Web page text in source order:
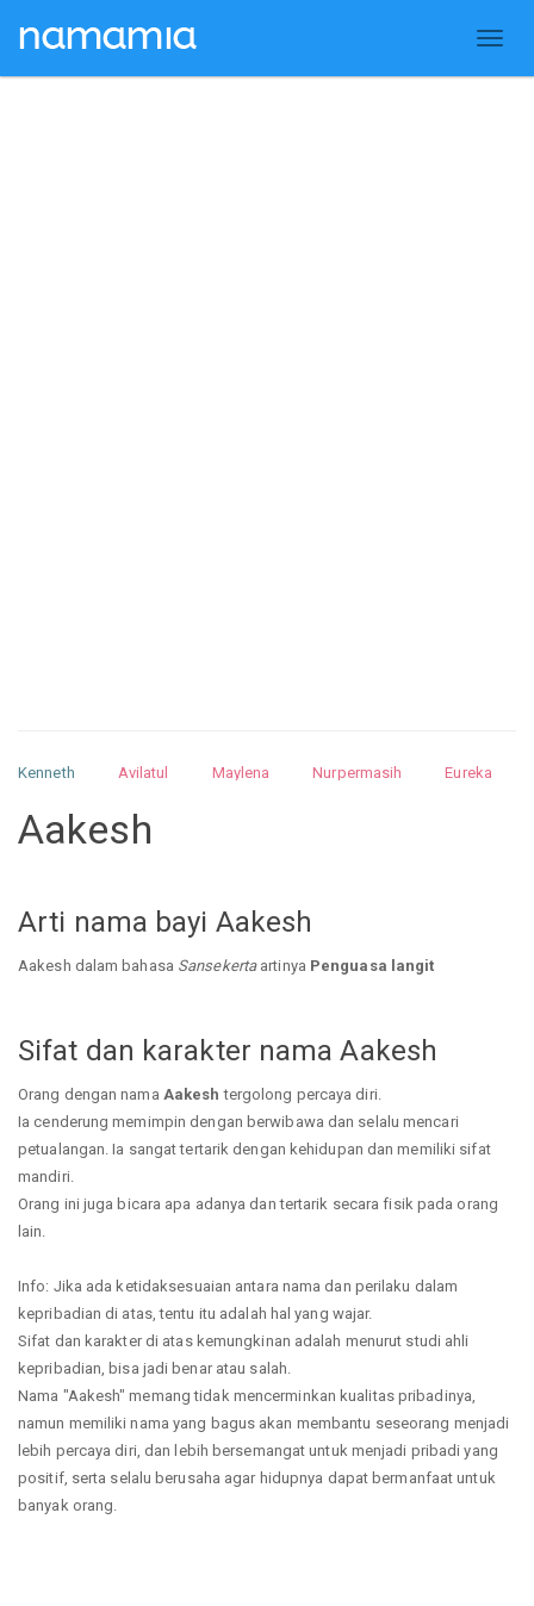
Kenneth Avilatul Maylena Nurpermasih
Eureka
Nurhilman
Pathin
Aakesh
Arti nama bayi Aakesh
Aakesh dalam bahasa Sansekertaartinya Penguasa langit
Sifat dan karakter nama Aakesh
Orang dengan nama Aakesh tergolong percaya diri.
Ia cenderung memimpin dengan berwibawa dan selalu mencari
petualangan. Ia sangat tertarik dengan kehidupan dan memiliki sifat
mandiri.
Orang ini juga bicara apa adanya dan tertarik secara fisik pada orang
lain.
Info: Jika ada ketidaksesuaian antara nama dan perilaku dalam
kepribadian di atas, tentu itu adalah hal yang wajar.
Sifat dan karakter di atas kemungkinan adalah menurut studi ahli
kepribadian, bisa jadi benar atau salah.
Nama "Aakesh" memang tidak mencerminkan kualitas pribadinya,
namun memiliki nama yang bagus akan membantu seseorang menjadi
lebih percaya diri, dan lebih bersemangat untuk menjadi pribadi yang
positif, serta selalu berusaha agar hidupnya dapat bermanfaat untuk
banyak orang.